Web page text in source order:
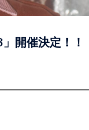
開催決定！！